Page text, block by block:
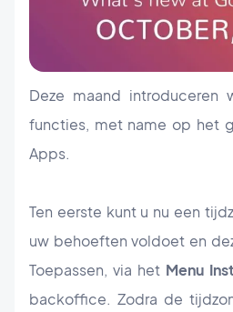
Deze maand introduceren
functies, met name op het
Apps.
Ten eerste kunt u nu een
uw behoeften voldoet en
Toepassen, via het Menu
backoffice. Zodra de